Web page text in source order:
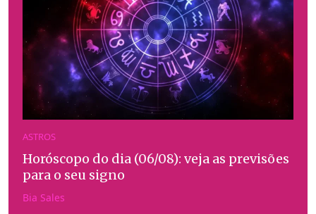
ASTROS
Horóscopo do dia (06/08): veja as previsões
para o seu signo
Bia Sales